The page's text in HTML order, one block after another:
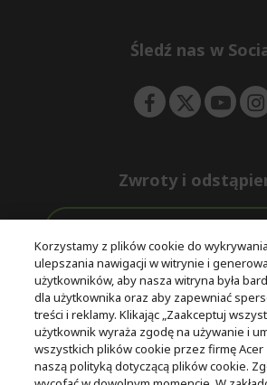
e
Śledź nas w
Zwroty i
Darmowa
ekspresowa
dostawa
Wsparcie
przed i po
zakupie
© 2025 Acer Inc.
Firma CPYou BV jest autoryzowanym
Korzystamy z plików cookie do
ulepszania nawigacji w witrynie i
użytkowników, aby nasza witryna była
dla użytkownika oraz aby zapewniać
treści i reklamy. Klikając „Zaakceptuj
użytkownik wyraża zgodę na używanie i
wszystkich plików cookie przez firmę
naszą polityką dotyczącą plików cookie.